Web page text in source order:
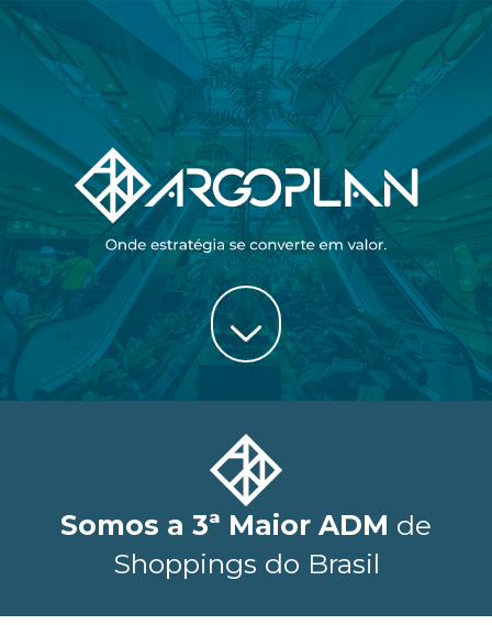
Somos a 3ª Maior ADM de
Shoppings do Brasil